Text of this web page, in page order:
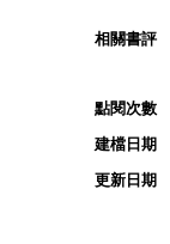
相關書評
點閱次數
建檔日期
更新日期